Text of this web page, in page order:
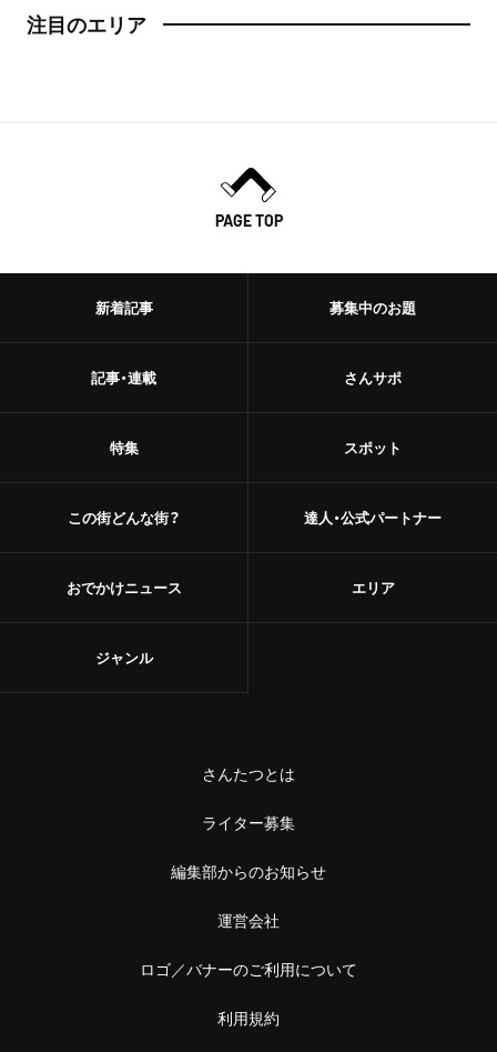
注目のエリア
PAGE TOP
新着記事
記事・連載
特集
この街どんな街？
おでかけニュース
募集中のお題
さんサポ
スポット
達人・公式パートナー
エリア
ジャンル
さんたつとは
ライター募集
編集部からのお知らせ
運営会社
ロゴ／バナーのご利用について
利用規約